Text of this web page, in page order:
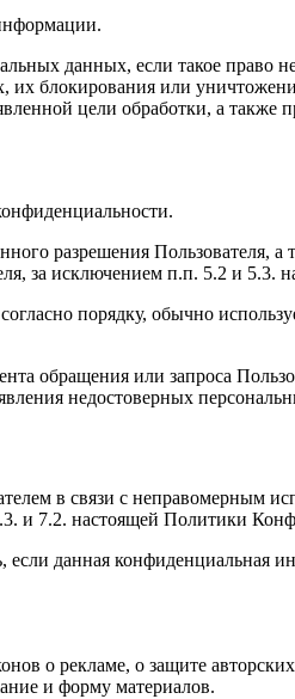
данных, если такое право
блокирования или
цели обработки, а также
разрешения Пользователя, а
за исключением п.п. 5.2 и 5.3.
порядку, обычно
обращения или запроса
недостоверных
в связи с неправомерным
и 7.2. настоящей Политики
если данная конфиденциальная
о рекламе, о защите
и форму материалов.